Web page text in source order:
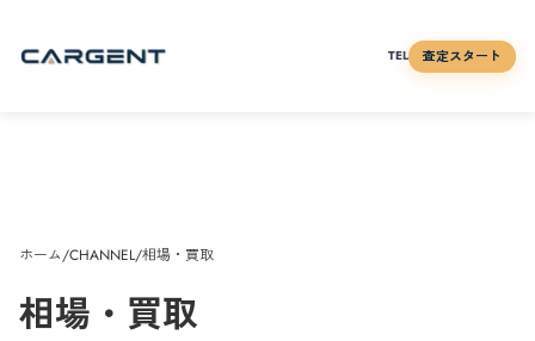
TEL 査定スタート
ホーム/CHANNEL/相場・買取
相場・買取